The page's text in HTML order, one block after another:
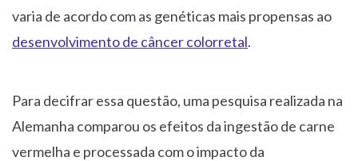
varia de acordo com as genéticas mais propensas ao
desenvolvimento de câncer colorretal.
Para decifrar essa questão, uma pesquisa realizada na
Alemanha comparou os efeitos da ingestão de carne
vermelha e processada com o impacto da